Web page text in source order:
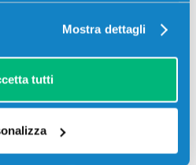
Mostra dettagli
tutti